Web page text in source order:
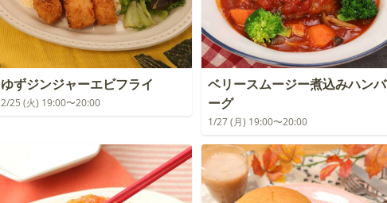
ゆずジンジャーエビフライ
2/25 (火) 19:00〜20:00
ベリースムージー煮込みハンバ
ーグ
1/27 (月) 19:00〜20:00